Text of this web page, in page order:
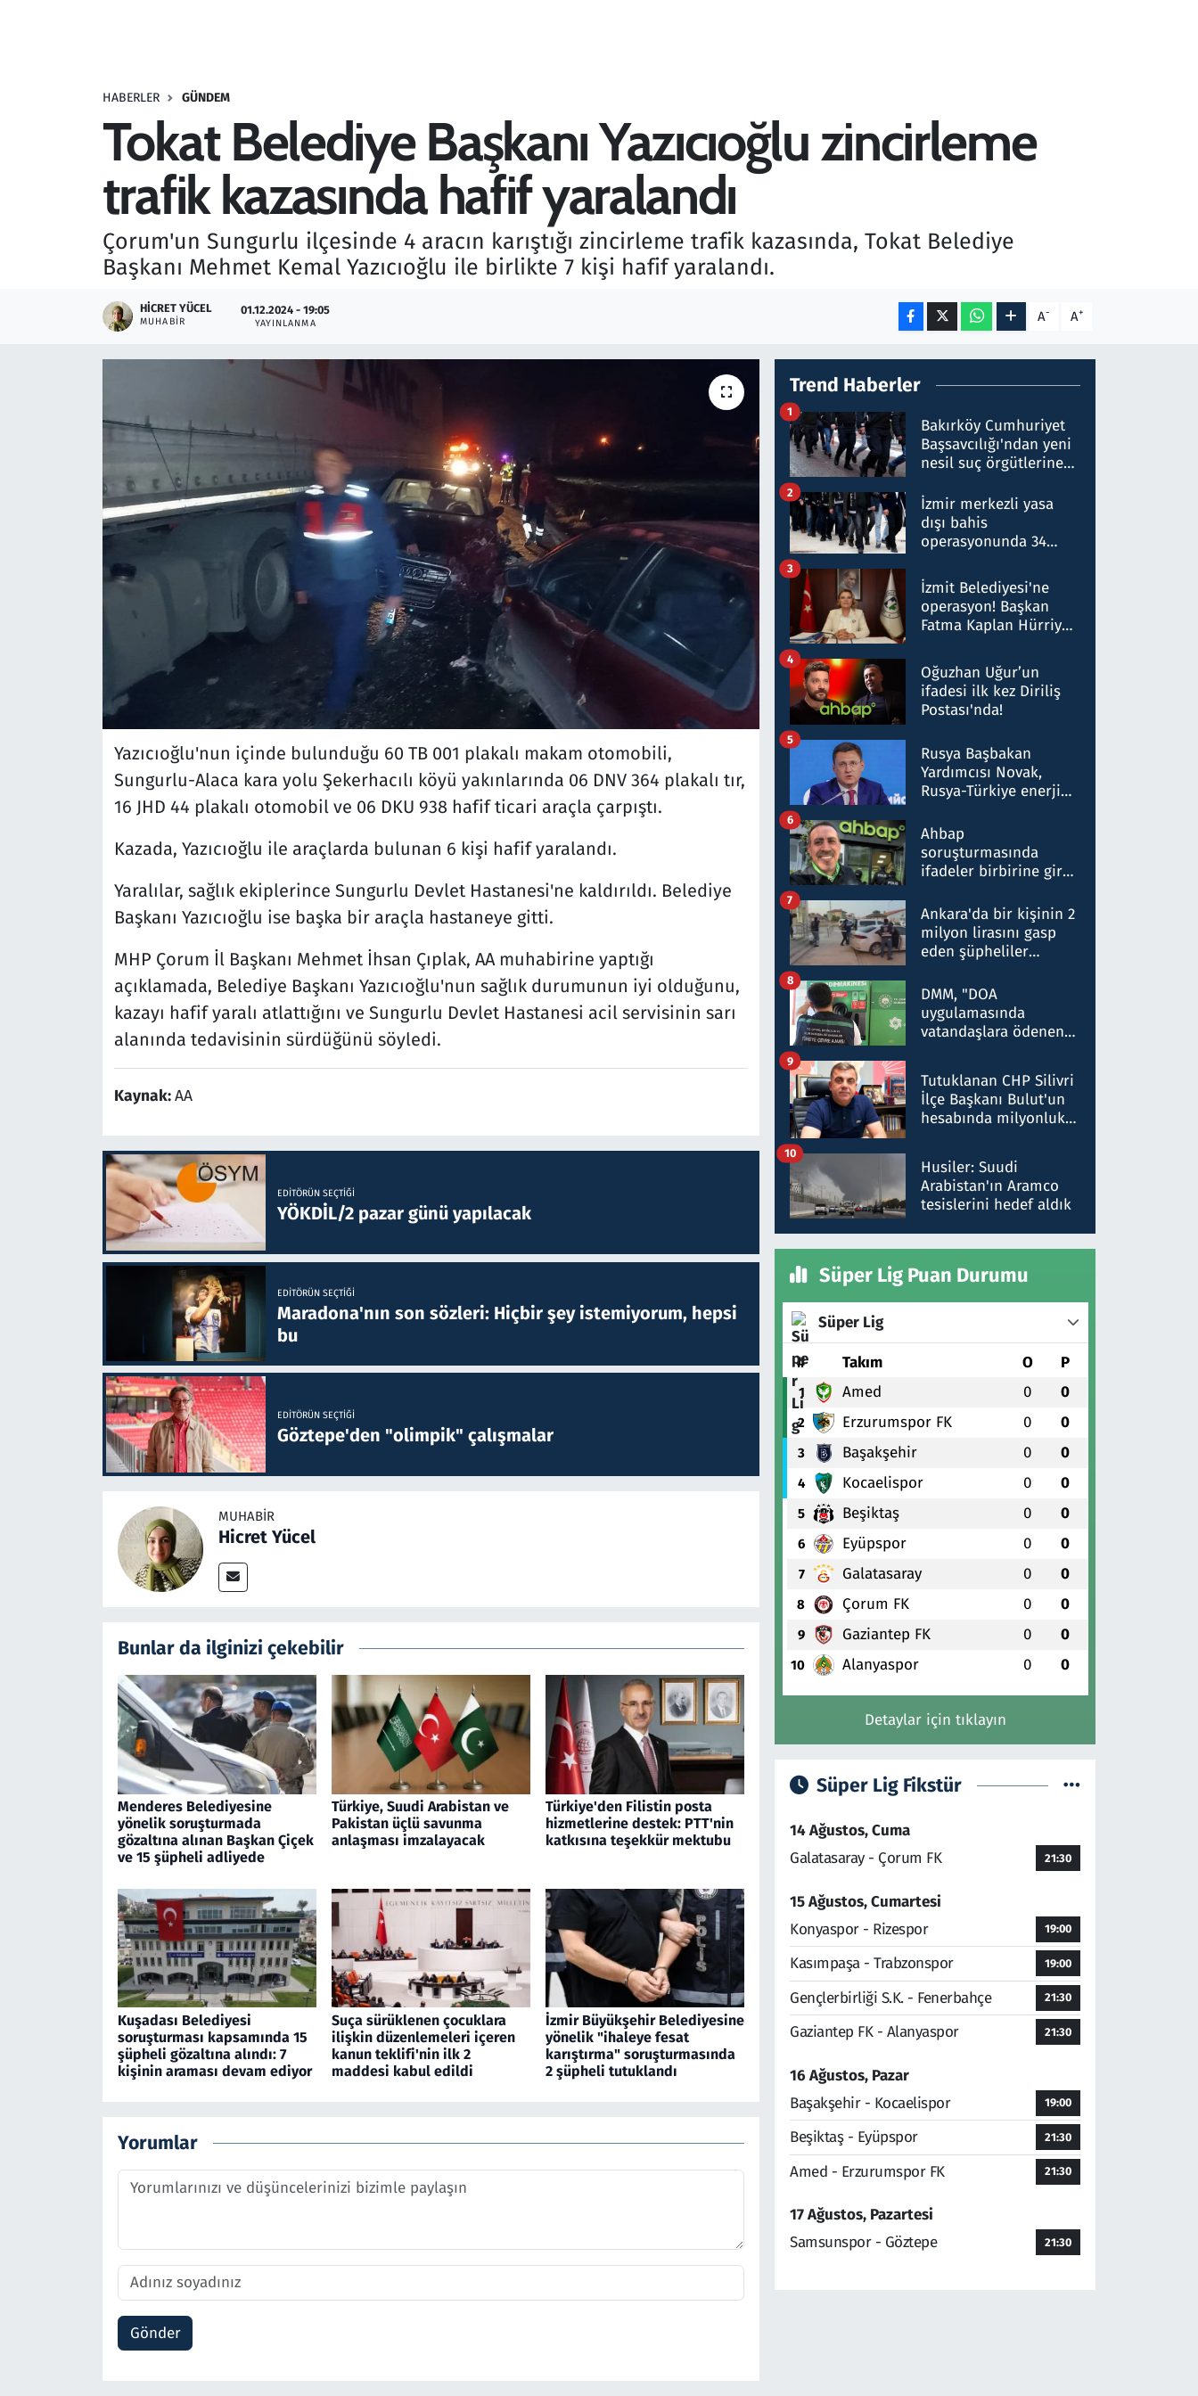
HABERLER GÜNDEM
Tokat Belediye Başkanı Yazıcıoğlu zincirleme
trafik kazasında hafif yaralandı
Çorum'un Sungurlu ilçesinde 4 aracın karıştığı zincirleme trafik kazasında, Tokat Belediye
Başkanı Mehmet Kemal Yazıcıoğlu ile birlikte 7 kişi hafif yaralandı.
HICRET YÜCEL
MUHABIR
01.12.2024 - 19:05
YAYINLANMA A- A+
Yazıcıoğlu'nun içinde bulunduğu 60 TB 001 plakalı makam otomobili,
Sungurlu-Alaca kara yolu Şekerhacılı köyü yakınlarında 06 DNV 364 plakalı tır,
16 JHD 44 plakalı otomobil ve 06 DKU 938 hafif ticari araçla çarpıştı.
Kazada, Yazıcıoğlu ile araçlarda bulunan 6 kişi hafif yaralandı.
Yaralılar, sağlık ekiplerince Sungurlu Devlet Hastanesi'ne kaldırıldı. Belediye
Başkanı Yazıcıoğlu ise başka bir araçla hastaneye gitti.
MHP Çorum İl Başkanı Mehmet İhsan Çıplak, AA muhabirine yaptığı
açıklamada, Belediye Başkanı Yazıcıoğlu'nun sağlık durumunun iyi olduğunu,
kazayı hafif yaralı atlattığını ve Sungurlu Devlet Hastanesi acil servisinin sarı
alanında tedavisinin sürdüğünü söyledi.
Kaynak:AA
EDITÖRÜN SEÇTIĞI
YÖKDİL/2 pazar günü yapılacak
EDITÖRÜN SEÇTIĞI
Maradona'nın son sözleri: Hiçbir şey istemiyorum, hepsi
bu
EDITÖRÜN SEÇTIĞI
Göztepe'den "olimpik" çalışmalar
MUHABIR
Hicret Yücel
Bunlar da ilginizi çekebilir
Menderes Belediyesine
yönelik soruşturmada
gözaltına alınan Başkan Çiçek
ve 15 şüpheli adliyede
Türkiye, Suudi Arabistan ve
Pakistan üçlü savunma
anlaşması imzalayacak
Türkiye'den Filistin posta
hizmetlerine destek: PTT'nin
katkısına teşekkür mektubu
Kuşadası Belediyesi
soruşturması kapsamında 15
şüpheli gözaltına alındı: 7
kişinin araması devam ediyor
Suça sürüklenen çocuklara
ilişkin düzenlemeleri içeren
kanun teklifi'nin ilk 2
maddesi kabul edildi
İzmir Büyükşehir Belediyesine
yönelik "ihaleye fesat
karıştırma" soruşturmasında
2 şüpheli tutuklandı
Yorumlar
Gönder
Trend Haberler
Bakırköy Cumhuriyet
Başsavcılığı'ndan yeni
nesil suç örgütlerine
hakkında gözaltı kararı
1
İzmir merkezli yasa
dışı bahis
operasyonunda 34
Milyar liralık para
trafiği tespit edildi
2
İzmit Belediyesi'ne
operasyon! Başkan
Fatma Kaplan Hürriyet
3
Oğuzhan Uğur’un
ifadesi ilk kez Diriliş
Postası'nda!
4
Rusya Başbakan
Yardımcısı Novak,
Rusya-Türkiye enerji
nitelikte olduğunu
belirtti
5
Ahbap
soruşturmasında
ifadeler birbirine girdi:
ifadelerinden ortaya
çıkan tablo şok etti
6
Ankara'da bir kişinin 2
milyon lirasını gasp
eden şüpheliler
7
DMM, "DOA
uygulamasında
vatandaşlara ödenen
düşürüldüğü" iddiasını
yalanladı
8
Tutuklanan CHP Silivri
İlçe Başkanı Bulut'un
hesabında milyonluk
talimat verdi, ben
gönderdim
9
Husiler: Suudi
Arabistan'ın Aramco
tesislerini hedef aldık
10
Süper Lig Puan Durumu
Süper Lig
# Takım O P
1 Amed 0 0
2 Erzurumspor FK 0 0
3 Başakşehir 0 0
4 Kocaelispor 0 0
5 Beşiktaş 0 0
6 Eyüpspor 0 0
7 Galatasaray 0 0
8 Çorum FK 0 0
9 Gaziantep FK 0 0
10 Alanyaspor 0 0
Detaylar için tıklayın
Süper Lig Fikstür
14 Ağustos, Cuma
Galatasaray - Çorum FK
21:30
15 Ağustos, Cumartesi
Konyaspor - Rizespor
19:00
Kasımpaşa - Trabzonspor 19:00
Gençlerbirliği S.K. - Fenerbahçe 21:30
Gaziantep FK - Alanyaspor 21:30
16 Ağustos, Pazar
Başakşehir - Kocaelispor
19:00
Beşiktaş - Eyüpspor 21:30
Amed - Erzurumspor FK 21:30
17 Ağustos, Pazartesi
Samsunspor - Göztepe
21:30
Savunma Sanayi
Teknoloji ve Bilim
Televizyon